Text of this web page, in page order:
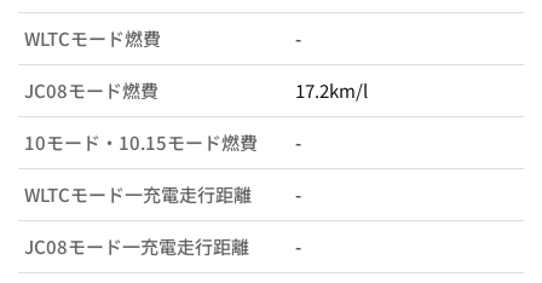
WLTCモード燃費 -
JC08モード燃費 17.2km/l
10モード・10.15モード燃費 -
WLTCモード一充電走行距離 -
JC08モード一充電走行距離 -